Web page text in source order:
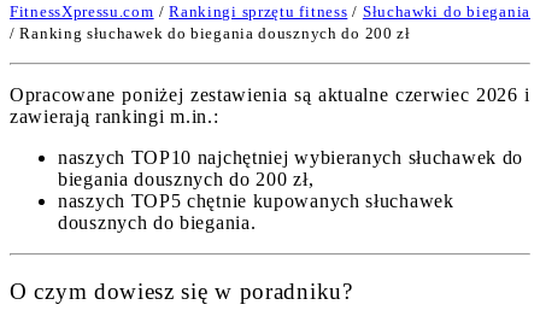
FitnessXpressu.com /Rankingi sprzętu fitness / Słuchawki do biegania
/ Ranking słuchawek do biegania dousznych do 200 zł
Opracowane poniżej zestawienia są aktualne czerwiec 2026 i
zawierają rankingi m.in.:
naszych TOP10 najchętniej wybieranych słuchawek do
biegania dousznych do 200 zł,
naszych TOP5 chętnie kupowanych słuchawek
dousznych do biegania.
O czym dowiesz się w poradniku?